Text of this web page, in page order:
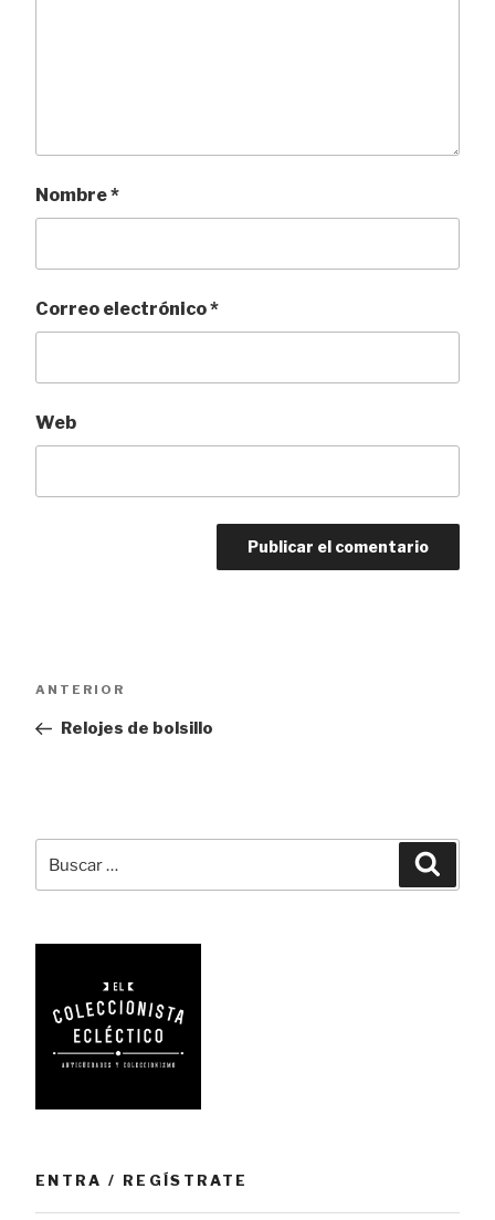
Nombre*
Correo electrónico*
Web
entradas
Entrada
ANTERIOR
Relojes de bolsillo
por:
ENTRA / REGÍSTRATE